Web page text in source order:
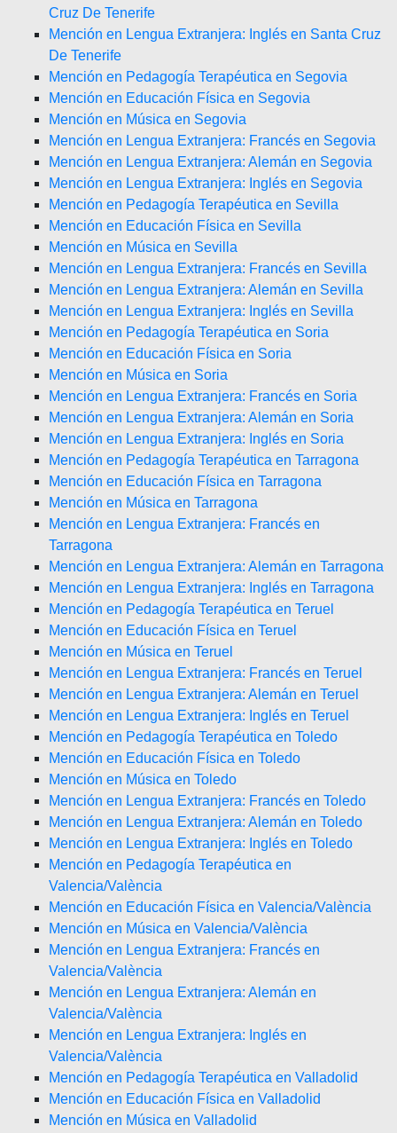
Cruz De Tenerife
Mención en Lengua Extranjera: Inglés en Santa Cruz
De Tenerife
Mención en Pedagogía Terapéutica en Segovia
Mención en Educación Física en Segovia
Mención en Música en Segovia
Mención en Lengua Extranjera: Francés en Segovia
Mención en Lengua Extranjera: Alemán en Segovia
Mención en Lengua Extranjera: Inglés en Segovia
Mención en Pedagogía Terapéutica en Sevilla
Mención en Educación Física en Sevilla
Mención en Música en Sevilla
Mención en Lengua Extranjera: Francés en Sevilla
Mención en Lengua Extranjera: Alemán en Sevilla
Mención en Lengua Extranjera: Inglés en Sevilla
Mención en Pedagogía Terapéutica en Soria
Mención en Educación Física en Soria
Mención en Música en Soria
Mención en Lengua Extranjera: Francés en Soria
Mención en Lengua Extranjera: Alemán en Soria
Mención en Lengua Extranjera: Inglés en Soria
Mención en Pedagogía Terapéutica en Tarragona
Mención en Educación Física en Tarragona
Mención en Música en Tarragona
Mención en Lengua Extranjera: Francés en
Tarragona
Mención en Lengua Extranjera: Alemán en Tarragona
Mención en Lengua Extranjera: Inglés en Tarragona
Mención en Pedagogía Terapéutica en Teruel
Mención en Educación Física en Teruel
Mención en Música en Teruel
Mención en Lengua Extranjera: Francés en Teruel
Mención en Lengua Extranjera: Alemán en Teruel
Mención en Lengua Extranjera: Inglés en Teruel
Mención en Pedagogía Terapéutica en Toledo
Mención en Educación Física en Toledo
Mención en Música en Toledo
Mención en Lengua Extranjera: Francés en Toledo
Mención en Lengua Extranjera: Alemán en Toledo
Mención en Lengua Extranjera: Inglés en Toledo
Mención en Pedagogía Terapéutica en
Valencia/València
Mención en Educación Física en Valencia/València
Mención en Música en Valencia/València
Mención en Lengua Extranjera: Francés en
Valencia/València
Mención en Lengua Extranjera: Alemán en
Valencia/València
Mención en Lengua Extranjera: Inglés en
Valencia/València
Mención en Pedagogía Terapéutica en Valladolid
Mención en Educación Física en Valladolid
Mención en Música en Valladolid